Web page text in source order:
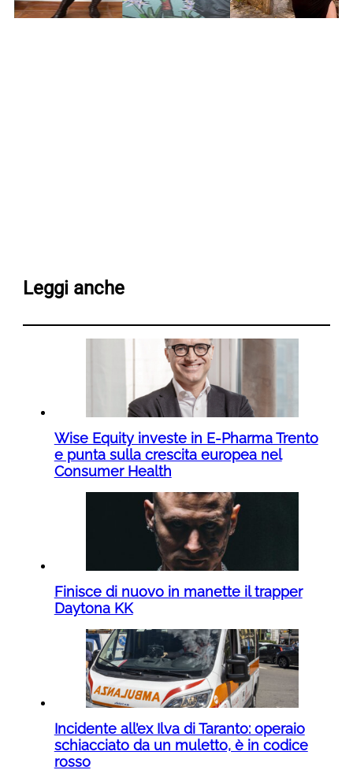
Leggi anche
Wise Equity investe in E-Pharma Trento
e punta sulla crescita europea nel
Consumer Health
Finisce di nuovo in manette il trapper
Daytona KK
Incidente all’ex Ilva di Taranto: operaio
schiacciato da un muletto, è in codice
rosso